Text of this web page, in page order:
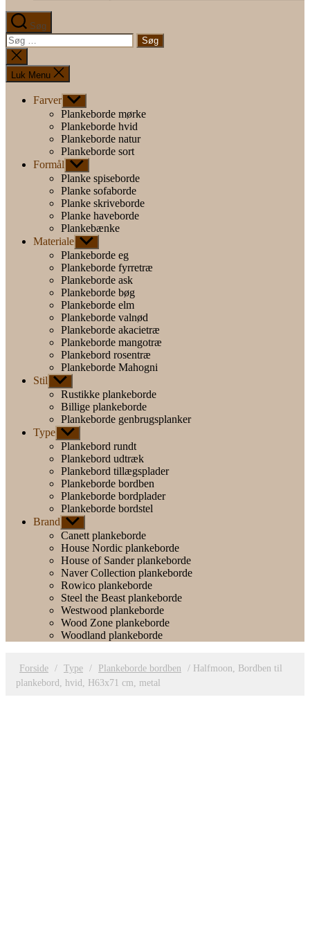
Søg
Søg
efter:
Luk
søgning
Luk Menu
Farver Vis
undermenu
Plankeborde mørke
Plankeborde hvid
Plankeborde natur
Plankeborde sort
Formål Vis
undermenu
Planke spiseborde
Planke sofaborde
Planke skriveborde
Planke haveborde
Plankebænke
Materiale Vis
undermenu
Plankeborde eg
Plankeborde fyrretræ
Plankeborde ask
Plankeborde bøg
Plankeborde elm
Plankeborde valnød
Plankeborde akacietræ
Plankeborde mangotræ
Plankebord rosentræ
Plankeborde Mahogni
Stil Vis
undermenu
Rustikke plankeborde
Billige plankeborde
Plankeborde genbrugsplanker
Type Vis
undermenu
Plankebord rundt
Plankebord udtræk
Plankebord tillægsplader
Plankeborde bordben
Plankeborde bordplader
Plankeborde bordstel
Brand Vis
undermenu
Canett plankeborde
House Nordic plankeborde
House of Sander plankeborde
Naver Collection plankeborde
Rowico plankeborde
Steel the Beast plankeborde
Westwood plankeborde
Wood Zone plankeborde
Woodland plankeborde
Forside / Type / Plankeborde bordben
/ Halfmoon, Bordben til
plankebord, hvid, H63x71 cm, metal